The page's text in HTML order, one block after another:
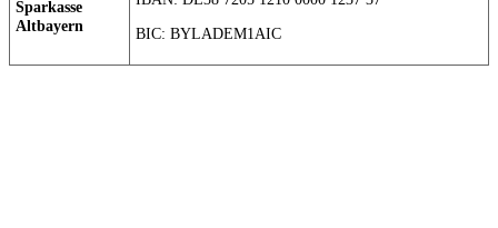
Sparkasse
Altbayern
BIC: BYLADEM1AIC